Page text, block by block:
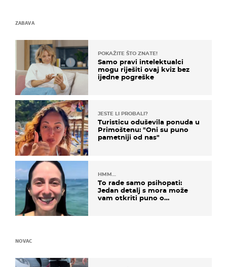
ZABAVA
POKAŽITE ŠTO ZNATE!
Samo pravi intelektualci
mogu riješiti ovaj kviz bez
ijedne pogreške
JESTE LI PROBALI?
Turisticu oduševila ponuda u
Primoštenu: "Oni su puno
pametniji od nas"
HMM…
To rade samo psihopati:
Jedan detalj s mora može
vam otkriti puno o
NOVAC